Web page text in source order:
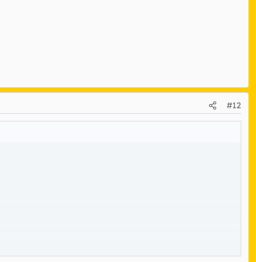
#12